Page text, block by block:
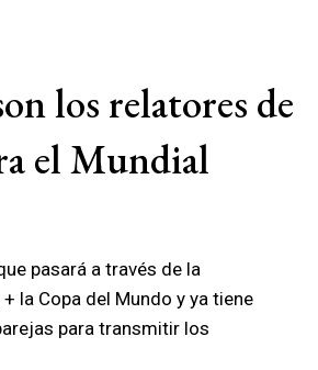
los relatores de
el Mundial
pasará a través de la
la Copa del Mundo y ya tiene
para transmitir los